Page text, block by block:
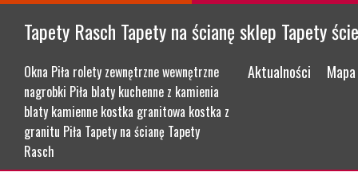
Tapety Rasch Tapety na ścianę sklep Tapety
Okna Piła rolety zewnętrzne wewnętrzne
nagrobki Piła blaty kuchenne z kamienia
blaty kamienne kostka granitowa kostka z
granitu Piła Tapety na ścianę Tapety
Rasch
Menu
Skip to content
Aktualności